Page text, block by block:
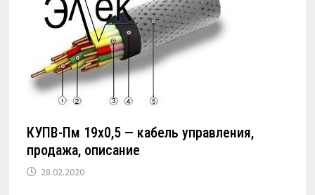
КУПВ-Пм 19х0,5 — кабель управления,
продажа, описание
28.02.2020